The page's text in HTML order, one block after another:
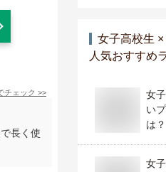
チェック >>
長く使
女子高校生
人気おすすめ
女
い
は？
女